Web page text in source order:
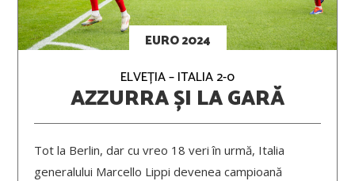
EURO 2024
ELVEȚIA – ITALIA 2-0
AZZURRA ȘI LA GARĂ
Tot la Berlin, dar cu vreo 18 veri în urmă, Italia
generalului Marcello Lippi devenea campioană